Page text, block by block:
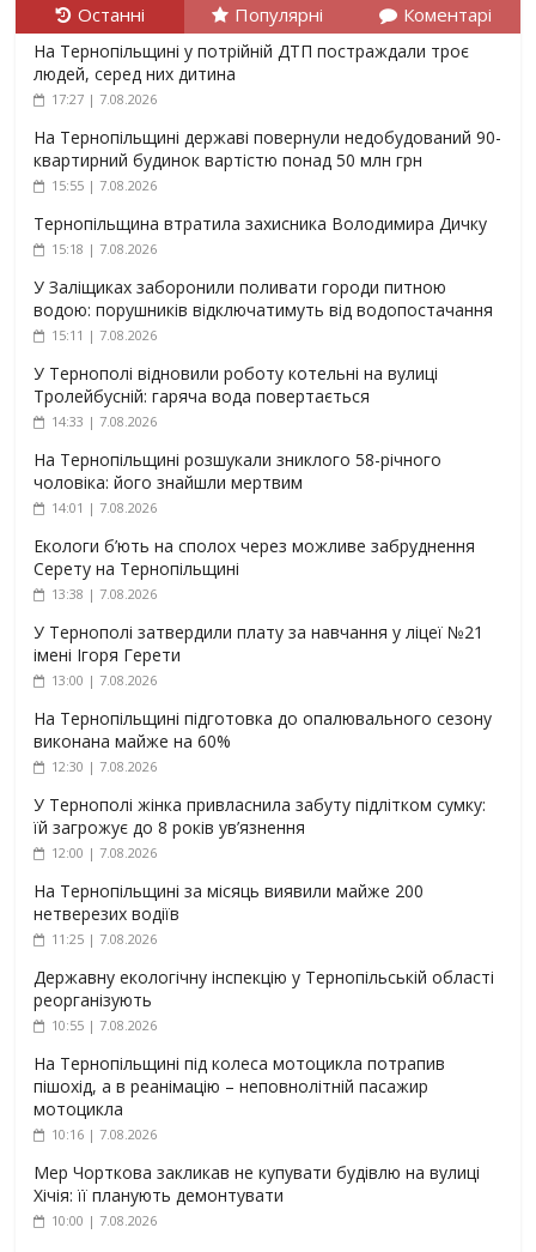
Останні Популярні Коментарі
На Тернопільщині у потрійній ДТП постраждали троє
людей, серед них дитина
17:27 | 7.08.2026
На Тернопільщині державі повернули недобудований 90-
квартирний будинок вартістю понад 50 млн грн
15:55 | 7.08.2026
Тернопільщина втратила захисника Володимира Дичку
15:18 | 7.08.2026
У Заліщиках заборонили поливати городи питною
водою: порушників відключатимуть від водопостачання
15:11 | 7.08.2026
У Тернополі відновили роботу котельні на вулиці
Тролейбусній: гаряча вода повертається
14:33 | 7.08.2026
На Тернопільщині розшукали зниклого 58-річного
чоловіка: його знайшли мертвим
14:01 | 7.08.2026
Екологи б’ють на сполох через можливе забруднення
Серету на Тернопільщині
13:38 | 7.08.2026
У Тернополі затвердили плату за навчання у ліцеї №21
імені Ігоря Герети
13:00 | 7.08.2026
На Тернопільщині підготовка до опалювального сезону
виконана майже на 60%
12:30 | 7.08.2026
У Тернополі жінка привласнила забуту підлітком сумку:
їй загрожує до 8 років ув’язнення
12:00 | 7.08.2026
На Тернопільщині за місяць виявили майже 200
нетверезих водіїв
11:25 | 7.08.2026
Державну екологічну інспекцію у Тернопільській області
реорганізують
10:55 | 7.08.2026
На Тернопільщині під колеса мотоцикла потрапив
пішохід, а в реанімацію – неповнолітній пасажир
мотоцикла
10:16 | 7.08.2026
Мер Чорткова закликав не купувати будівлю на вулиці
Хічія: її планують демонтувати
10:00 | 7.08.2026